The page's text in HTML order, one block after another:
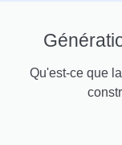
Qu'est-ce que